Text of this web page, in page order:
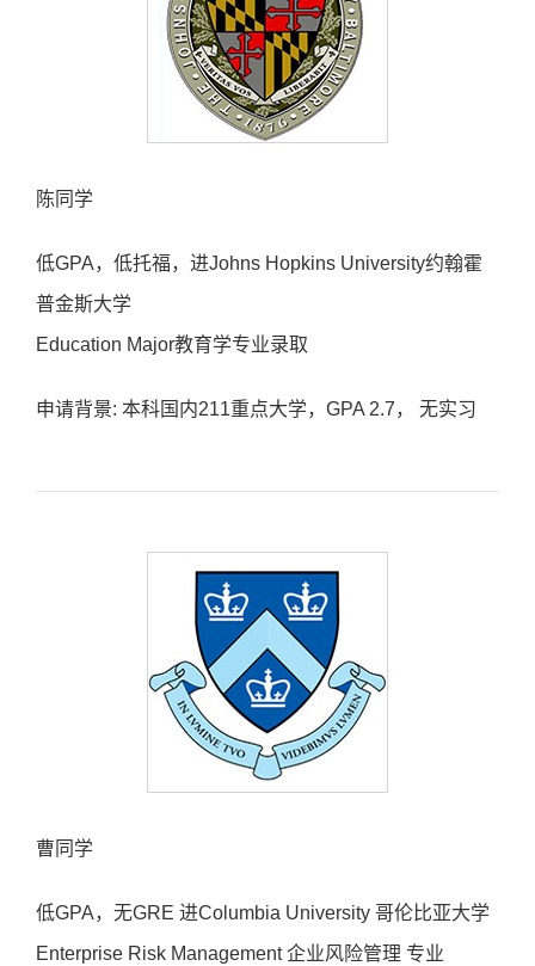
陈同学
低GPA，低托福，进Johns Hopkins University约翰霍
普金斯大学
Education Major教育学专业录取
申请背景: 本科国内211重点大学，GPA 2.7， 无实习
曹同学
低GPA，无GRE 进Columbia University 哥伦比亚大学
Enterprise Risk Management 企业风险管理 专业